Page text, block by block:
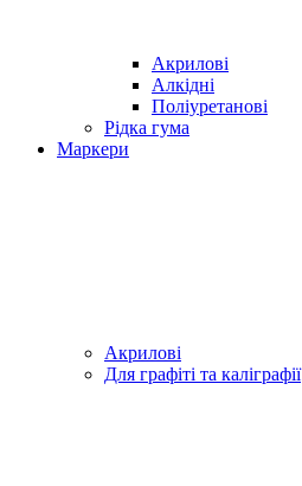
Акрилові
Алкідні
Поліуретанові
Рідка гума
Маркери
Акрилові
Для графіті та каліграфії